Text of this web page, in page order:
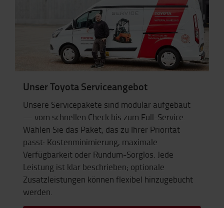
Unser Toyota Serviceangebot
Unsere Servicepakete sind modular aufgebaut
— vom schnellen Check bis zum Full-Service.
Wählen Sie das Paket, das zu Ihrer Priorität
passt: Kostenminimierung, maximale
Verfügbarkeit oder Rundum-Sorglos. Jede
Leistung ist klar beschrieben; optionale
Zusatzleistungen können flexibel hinzugebucht
werden.